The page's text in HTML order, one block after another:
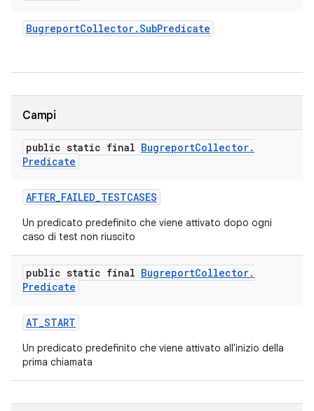
BugreportCollector.SubPredicate
Campi
public static final BugreportCollector.
Predicate
AFTER_FAILED_TESTCASES
Un predicato predefinito che viene attivato dopo ogni
caso di test non riuscito
public static final BugreportCollector.
Predicate
AT_START
Un predicato predefinito che viene attivato all'inizio della
prima chiamata